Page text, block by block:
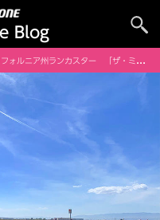
Blog
州ランカスター 「ザ・ミュージカル・ロード」